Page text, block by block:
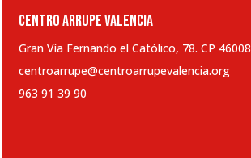
CENTRO ARRUPE VALENCIA
Gran Vía Fernando el Católico, 78. CP
centroarrupe@centroarrupevalencia.org
963 91 39 90